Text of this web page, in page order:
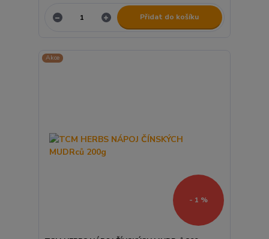
Přidat do košíku
Akce
- 1 %